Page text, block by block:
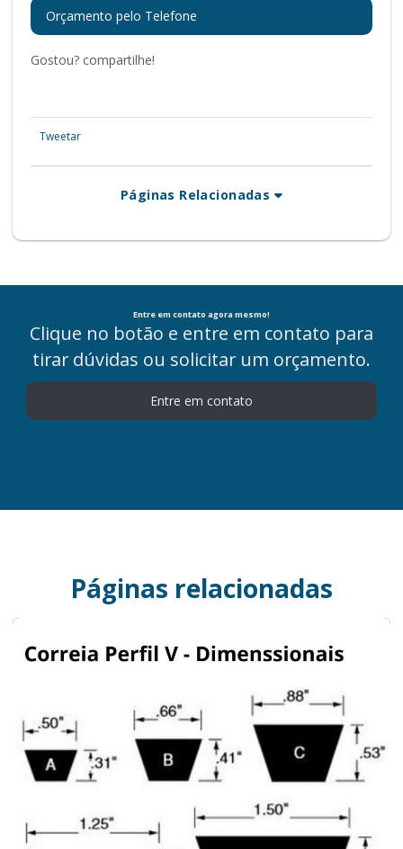
Orçamento pelo Telefone
Gostou? compartilhe!
Tweetar
Páginas Relacionadas
Entre em contato agora mesmo!
Clique no botão e entre em contato para
tirar dúvidas ou solicitar um orçamento.
Entre em contato
Páginas relacionadas